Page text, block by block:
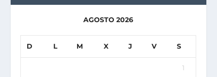
AGOSTO 2026
D L M X J V S
1